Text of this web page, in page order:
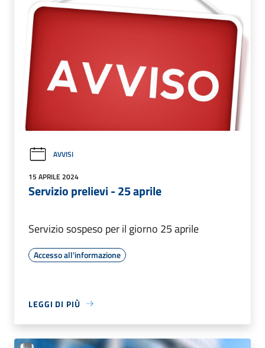
AVVISI
15 APRILE 2024
Servizio prelievi - 25 aprile
Servizio sospeso per il giorno 25 aprile
Accesso all'informazione
LEGGI DI PIÙ